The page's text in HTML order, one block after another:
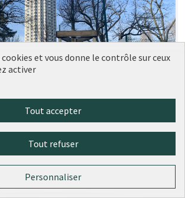
grimpantes sur les
stades
et vous donne le contrôle sur ceux
activer
Tout accepter
Tout refuser
Personnaliser